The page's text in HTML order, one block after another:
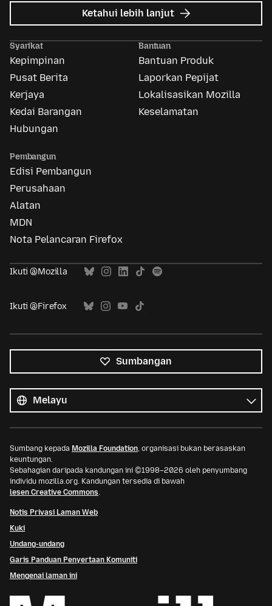
Ketahui lebih lanjut tentang
Iklan
Syarikat
Kepimpinan
Pusat Berita
Kerjaya
Kedai Barangan
Hubungan
Bantuan
Bantuan Produk
Laporkan Pepijat
Lokalisasikan Mozilla
Keselamatan
Pembangun
Edisi Pembangun
Perusahaan
Alatan
MDN
Nota Pelancaran Firefox
Ikuti @Mozilla
Ikuti @Firefox
Sumbangan
bahasa
Bahasa
Sumbang kepada Mozilla Foundation, organisasi bukan berasaskan
keuntungan.
Sebahagian daripada kandungan ini ©1998–2026 oleh penyumbang
individu mozilla.org. Kandungan tersedia di bawah
lesen Creative Commons.
Notis Privasi Laman Web
Kuki
Undang-undang
Garis Panduan Penyertaan Komuniti
Mengenai laman ini